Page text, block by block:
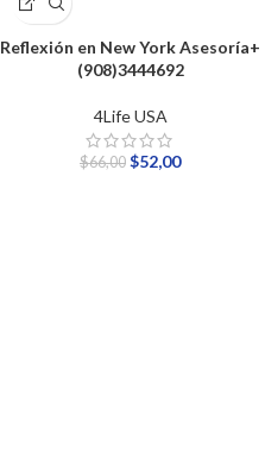
Reflexión en New York Asesoría+
(908)3444692
4Life USA
$66,00 $52,00